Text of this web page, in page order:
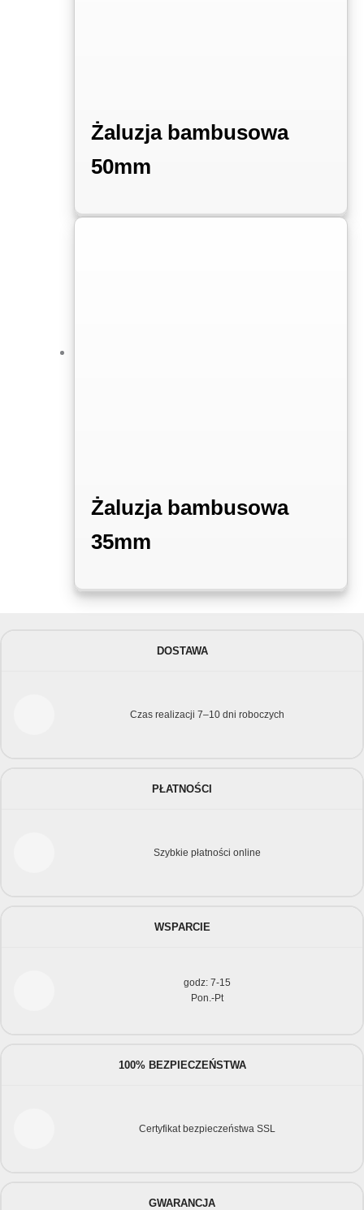
Żaluzja bambusowa
50mm
Żaluzja bambusowa
35mm
DOSTAWA
Czas realizacji 7–10 dni roboczych
PŁATNOŚCI
Szybkie płatności online
WSPARCIE
godz: 7-15
Pon.-Pt
100% BEZPIECZEŃSTWA
Certyfikat bezpieczeństwa SSL
GWARANCJA